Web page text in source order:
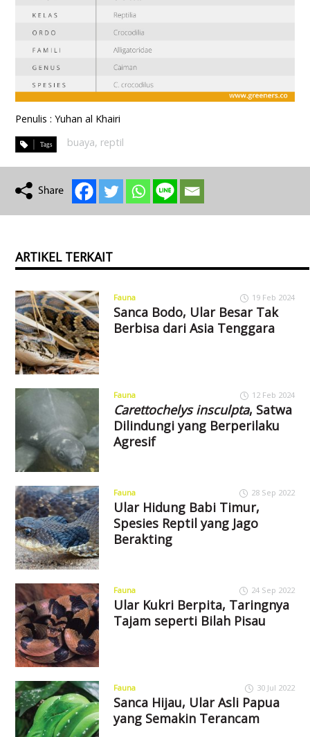
Penulis : Yuhan al Khairi
buaya, reptil
ARTIKEL TERKAIT
Fauna 19 Feb 2024
Sanca Bodo, Ular Besar Tak
Berbisa dari Asia Tenggara
Fauna 12 Feb 2024
Carettochelys insculpta, Satwa
Dilindungi yang Berperilaku
Agresif
Fauna 28 Sep 2022
Ular Hidung Babi Timur,
Spesies Reptil yang Jago
Berakting
Fauna 24 Sep 2022
Ular Kukri Berpita, Taringnya
Tajam seperti Bilah Pisau
Fauna 30 Jul 2022
Sanca Hijau, Ular Asli Papua
yang Semakin Terancam